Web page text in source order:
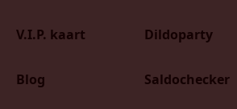
V.I.P. kaart
Blog
Dildoparty
Saldochecker